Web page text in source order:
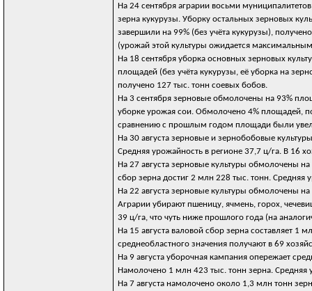
На 24 сентября аграрии восьми
зерна кукурузы. Уборку остальных зерновых
завершили на 99% (без учёта кукурузы),
(урожай этой культуры ожидается
На 18 сентября уборка основных зерновых
площадей (без учёта кукурузы, её уборка на
получено 127 тыс. тонн соевых бобов.
На 3 сентября зерновые обмолочены на 93%
уборке урожая сои. Обмолочено 4% площадей,
сравнению с прошлым годом площади были
На 30 августа зерновые и зернобобовые
Средняя урожайность в регионе 37,7 ц/га. В 16
На 27 августа зерновые культуры обмолочены
сбор зерна достиг 2 млн 228 тыс. тонн. Средняя
На 22 августа зерновые культуры обмолочены
Аграрии убирают пшеницу, ячмень, горох,
39 ц/га, что чуть ниже прошлого года (на
На 15 августа валовой сбор зерна составляет
среднеобластного значения получают в 69
На 9 августа уборочная кампания опережает
Намолочено 1 млн 423 тыс. тонн зерна. Средняя
На 7 августа намолочено около 1,3 млн тонн